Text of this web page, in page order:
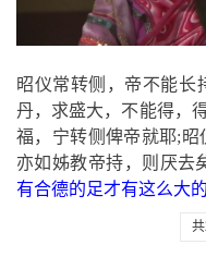
昭仪常转侧，帝不能长
丹，求盛大，不能得，
福，宁转侧俾帝就耶;昭
亦如姊教帝持，则厌去
有合德的足才有这么大